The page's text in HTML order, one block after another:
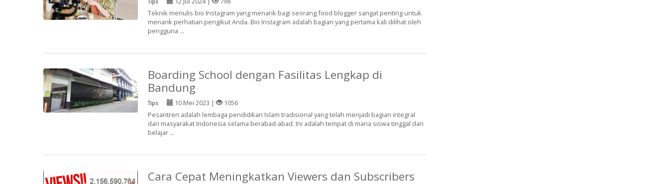
Teknik menulis bio Instagram yang menarik bagi seorang food blogger sangat penting untuk
menarik perhatian pengikut Anda. Bio Instagram adalah bagian yang pertama kali dilihat oleh
pengguna ...
Boarding School dengan Fasilitas Lengkap di
Bandung
Tips 10 Mei 2023 |
1056
Pesantren adalah lembaga pendidikan Islam tradisional yang telah menjadi bagian integral
dari masyarakat Indonesia selama berabad-abad. Ini adalah tempat di mana siswa tinggal dan
belajar ...
Cara Cepat Meningkatkan Viewers dan Subscribers